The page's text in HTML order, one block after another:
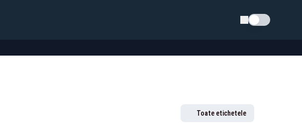
Schimba tema
Toate etichetele